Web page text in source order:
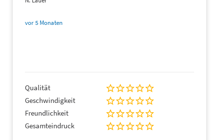
vor 5 Monaten
Qualität
Geschwindigkeit
Freundlichkeit
Gesamteindruck